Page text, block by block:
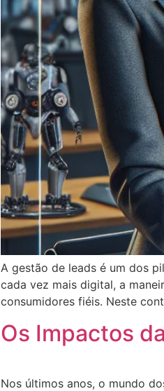
A gestão de leads é um dos
cada vez mais digital, a
consumidores fiéis. Neste
Os Impactos
Nos últimos anos, o mundo